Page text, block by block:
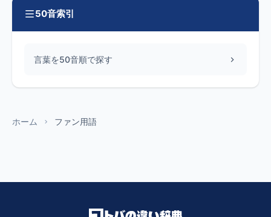
50音索引
言葉を50音順で探す
ホーム ファン用語